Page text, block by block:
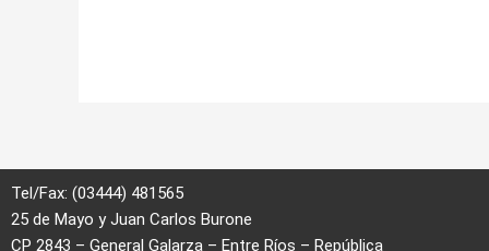
Tel/Fax: (03444) 481565
25 de Mayo y Juan Carlos Burone
CP 2843 – General Galarza – Entre Ríos – República